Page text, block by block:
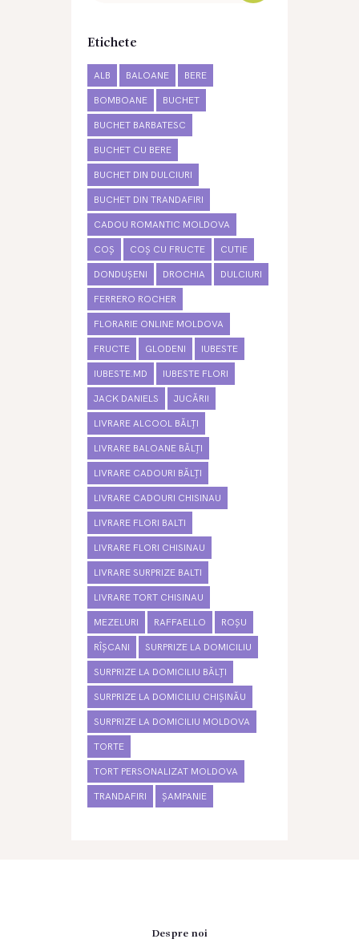
Etichete
ALB BALOANE BERE
BOMBOANE BUCHET
BUCHET BARBATESC
BUCHET CU BERE
BUCHET DIN DULCIURI
BUCHET DIN TRANDAFIRI
CADOU ROMANTIC MOLDOVA
COȘ COȘ CU FRUCTE CUTIE
DONDUȘENI DROCHIA DULCIURI
FERRERO ROCHER
FLORARIE ONLINE MOLDOVA
FRUCTE GLODENI IUBESTE
IUBESTE.MD IUBESTE FLORI
JACK DANIELS JUCĂRII
LIVRARE ALCOOL BĂLȚI
LIVRARE BALOANE BĂLȚI
LIVRARE CADOURI BĂLȚI
LIVRARE CADOURI CHISINAU
LIVRARE FLORI BALTI
LIVRARE FLORI CHISINAU
LIVRARE SURPRIZE BALTI
LIVRARE TORT CHISINAU
MEZELURI RAFFAELLO ROȘU
RÎȘCANI SURPRIZE LA DOMICILIU
SURPRIZE LA DOMICILIU BĂLȚI
SURPRIZE LA DOMICILIU CHIȘINĂU
SURPRIZE LA DOMICILIU MOLDOVA
TORTE
TORT PERSONALIZAT MOLDOVA
TRANDAFIRI ȘAMPANIE
Despre noi